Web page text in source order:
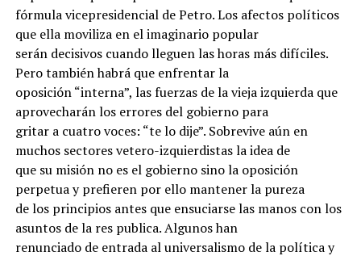
fórmula vicepresidencial de Petro. Los afectos políticos
que ella moviliza en el imaginario popular
serán decisivos cuando lleguen las horas más difíciles.
Pero también habrá que enfrentar la
oposición “interna”, las fuerzas de la vieja izquierda que
aprovecharán los errores del gobierno para
gritar a cuatro voces: “te lo dije”. Sobrevive aún en
muchos sectores vetero-izquierdistas la idea de
que su misión no es el gobierno sino la oposición
perpetua y prefieren por ello mantener la pureza
de los principios antes que ensuciarse las manos con los
asuntos de la res publica. Algunos han
renunciado de entrada al universalismo de la política y